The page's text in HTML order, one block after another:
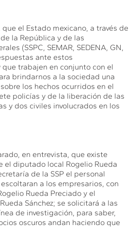
el Estado mexicano, a través de
la República y de las
(SSPC, SEMAR, SEDENA, GN,
ante estos
trabajen en conjunto con el
brindarnos a la sociedad una
los hechos ocurridos en el
policías y de la liberación de las
y dos civiles involucrados en los
en entrevista, que existe
el diputado local Rogelio Rueda
de la SSP el personal
a los empresarios, con
Rueda Preciado y el
Sánchez; se solicitará a las
de investigación, para saber,
oscuros andan haciendo que